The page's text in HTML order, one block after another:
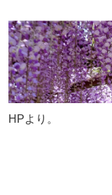
HPより。